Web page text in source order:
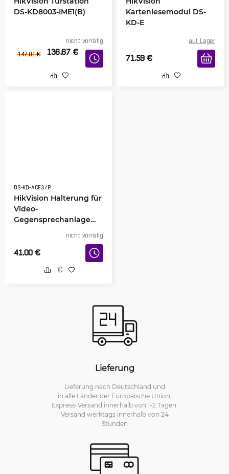
DS-KD8003-IME1(B)
nicht vorrätig
147.01 € 136.67 €
Kartenlesemodul DS-
KD-E
auf Lager
71.59 €
DS-KD-ACF3/P
HikVision Halterung für
Video-
Gegensprechanlage
nicht vorrätig
41.00 €
Lieferung
Lieferung nach Deutschland und
in alle Länder der Europäische Union.
Express-Versand innerhalb von 1-2 Tagen.
Versand werktags innerhalb von 24
Stunden